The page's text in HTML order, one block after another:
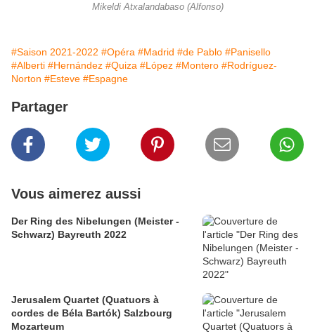
Mikeldi Atxalandabaso (Alfonso)
#Saison 2021-2022 #Opéra #Madrid #de Pablo #Panisello
#Alberti #Hernández #Quiza #López #Montero #Rodríguez-
Norton #Esteve #Espagne
Partager
Vous aimerez aussi
Der Ring des Nibelungen (Meister -
Schwarz) Bayreuth 2022
Jerusalem Quartet (Quatuors à
cordes de Béla Bartók) Salzbourg
Mozarteum